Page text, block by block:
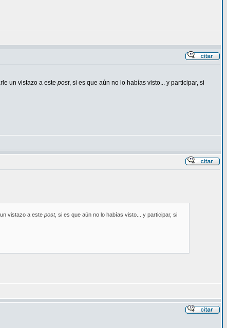
un vistazo a este post, si es que aún no lo habías visto... y participar, si
vistazo a este post, si es que aún no lo habías visto... y participar, si